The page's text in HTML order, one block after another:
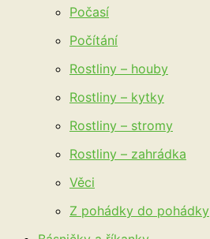
Počasí
Počítání
Rostliny – houby
Rostliny – kytky
Rostliny – stromy
Rostliny – zahrádka
Věci
Z pohádky do pohádky